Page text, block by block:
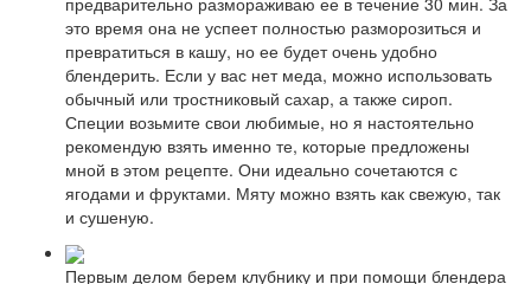
это время она не успеет полностью разморозиться и
превратиться в кашу, но ее будет очень удобно
блендерить. Если у вас нет меда, можно использовать
обычный или тростниковый сахар, а также сироп.
Специи возьмите свои любимые, но я настоятельно
рекомендую взять именно те, которые предложены
мной в этом рецепте. Они идеально сочетаются с
ягодами и фруктами. Мяту можно взять как свежую, так
и сушеную.
Первым делом берем клубнику и при помощи блендера